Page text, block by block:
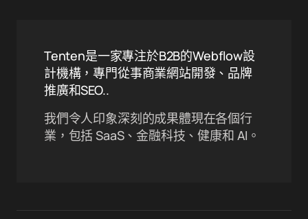
Tenten是一家專注於B2B的Webflow設
計機構，專門從事商業網站開發、品牌
推廣和SEO..
我們令人印象深刻的成果體現在各個行
業，包括 SaaS、金融科技、健康和 AI。